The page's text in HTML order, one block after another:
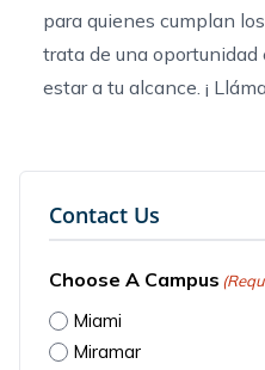
para quienes cumplan
trata de una oportunidad
estar a tu alcance. ¡
Contact Us
Choose A Campus
Miami
Miramar